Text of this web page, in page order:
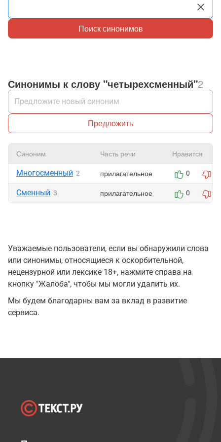
Поиск синонимов
Синонимы к слову "четырехсменный"2
Предложить
Синоним Часть речи Нравится
Многосменный 2 прилагательное 0
Сменный 3 прилагательное 0
Уважаемые пользователи, если вы обнаружили слова
или синонимы, относящиеся к оскорбительной,
нецензурной или лексике 18+, нажмите справа на
кнопку "Жалоба", чтобы мы могли удалить их.
Мы будем благодарны вам за вклад в развитие
сервиса.